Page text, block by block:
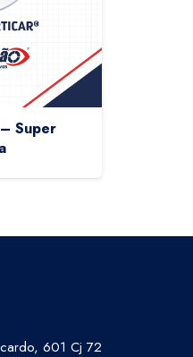
Super
601 Cj 72